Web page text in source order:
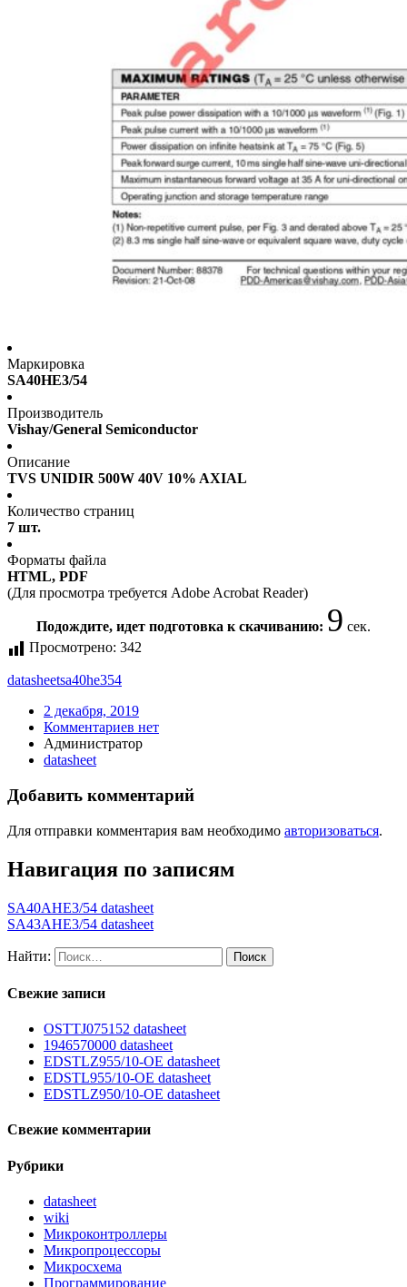
Маркировка
SA40HE3/54
Производитель
Vishay/General Semiconductor
Описание
TVS UNIDIR 500W 40V 10% AXIAL
Количество страниц
7 шт.
Форматы файла
HTML, PDF
(Для просмотра требуется Adobe Acrobat Reader)
Подождите, идет подготовка к скачиванию: 9 сек.
Просмотрено: 342
datasheetsa40he354
2 декабря, 2019
Комментариев нет
Администратор
datasheet
Добавить комментарий
Для отправки комментария вам необходимо авторизоваться.
Навигация по записям
SA40AHE3/54 datasheet
SA43AHE3/54 datasheet
Найти:
Свежие записи
OSTTJ075152 datasheet
1946570000 datasheet
EDSTLZ955/10-OE datasheet
EDSTL955/10-OE datasheet
EDSTLZ950/10-OE datasheet
Свежие комментарии
Рубрики
datasheet
wiki
Микроконтроллеры
Микропроцессоры
Микросхема
Программирование